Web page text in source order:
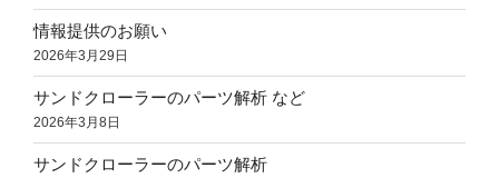
情報提供のお願い
2026年3月29日
サンドクローラーのパーツ解析 など
2026年3月8日
サンドクローラーのパーツ解析